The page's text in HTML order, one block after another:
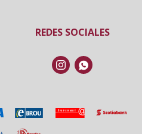
REDES SOCIALES
 